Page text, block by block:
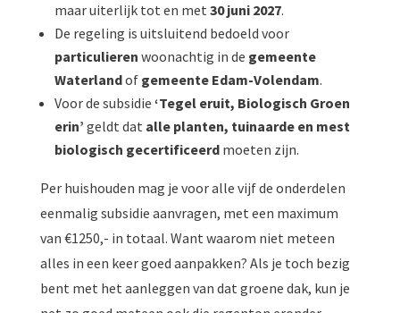
maar uiterlijk tot en met 30 juni 2027.
De regeling is uitsluitend bedoeld voor
particulieren woonachtig in de gemeente
Waterlandof gemeente Edam-Volendam.
Voor de subsidie ‘Tegel eruit, Biologisch Groen
erin’ geldt dat alle planten, tuinaarde en mest
biologisch gecertificeerdmoeten zijn.
Per huishouden mag je voor alle vijf de onderdelen
eenmalig subsidie aanvragen, met een maximum
van €1250,- in totaal. Want waarom niet meteen
alles in een keer goed aanpakken? Als je toch bezig
bent met het aanleggen van dat groene dak, kun je